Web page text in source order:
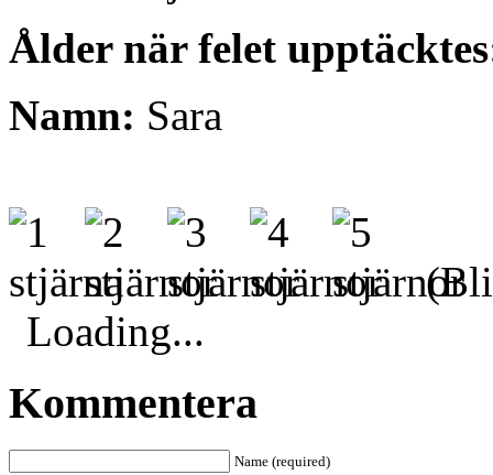
Ålder när felet
Namn: Sara
(Bli
Loading...
Kommentera
Name (required)